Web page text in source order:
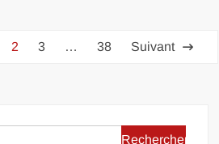
2 3 … 38 Suivant
Rechercher :